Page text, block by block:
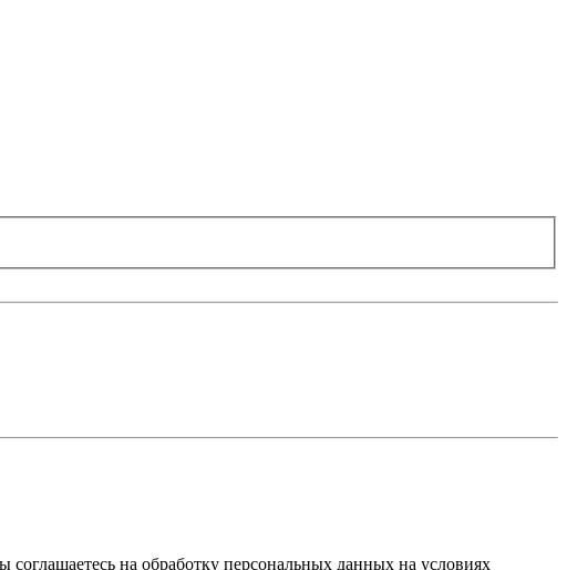
соглашаетесь на обработку персональных данных на условиях